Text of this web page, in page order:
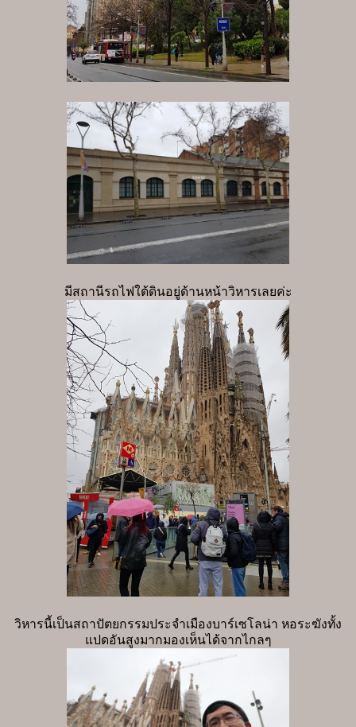
มีสถานีรถไฟใต้ดินอยู่ด้านหน้าวิหารเลยค่ะ
วิหารนี้เป็นสถาปัตยกรรมประจำเมืองบาร์เซโลน่า หอระฆังทั้ง
แปดอันสูงมากมองเห็นได้จากไกลๆ